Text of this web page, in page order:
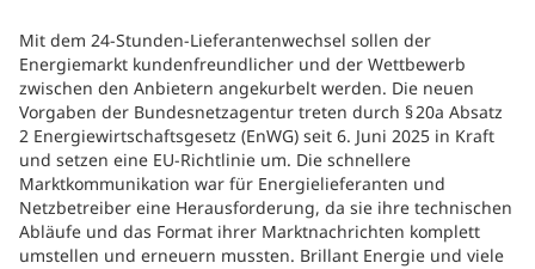
Mit dem 24-Stunden-Lieferantenwechsel sollen der
Energiemarkt kundenfreundlicher und der Wettbewerb
zwischen den Anbietern angekurbelt werden. Die neuen
Vorgaben der Bundesnetzagentur treten durch § 20a Absatz
2 Energiewirtschaftsgesetz (EnWG) seit 6. Juni 2025 in Kraft
und setzen eine EU-Richtlinie um. Die schnellere
Marktkommunikation war für Energielieferanten und
Netzbetreiber eine Herausforderung, da sie ihre technischen
Abläufe und das Format ihrer Marktnachrichten komplett
umstellen und erneuern mussten. Brillant Energie und viele